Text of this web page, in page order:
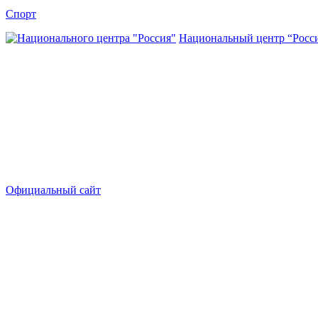
Спорт
Национальный центр
Официальный сайт